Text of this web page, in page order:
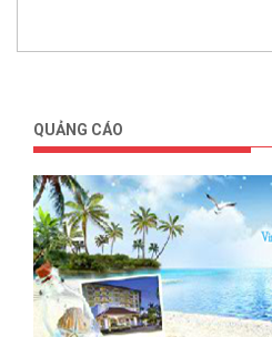
QUẢNG CÁO